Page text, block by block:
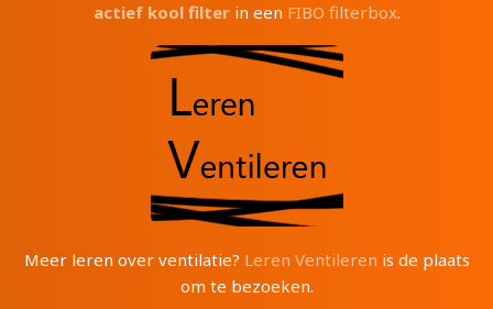
actief kool filterin een FIBO filterbox.
Meer leren over ventilatie? Leren Ventileren is de plaats
om te bezoeken.